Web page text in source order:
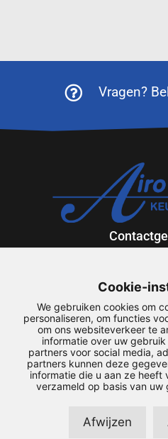
Vragen?
9301 ZV
088-
Snel
Cookie-
We gebruiken cookies om
personaliseren, om functies
om ons websiteverkeer te
informatie over uw
partners voor social media,
partners kunnen deze
informatie die u aan ze
verzameld op basis van uw
Afwijzen